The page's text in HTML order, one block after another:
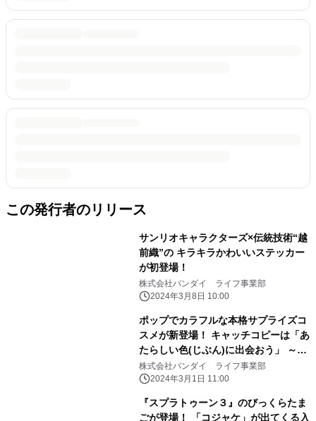
この発行者のリリース
サンリオキャラクターズ×伝統技術“越
前織”の キラキラかわいいステッカー
が初登場！
株式会社バンダイ ライフ事業部
2024年3月8日 10:00
ポップでカラフルな本格サプライズコ
スメが新登場！ キャッチコピーは「あ
たらしい色(じぶん)に出会おう」 ～第
1弾は「サンリオ」「おジャ魔女どれ
み」で新登場～
株式会社バンダイ ライフ事業部
2024年3月1日 11:00
『スプラトゥーン３』のびっくらたま
ごが登場！ 「コジャケ」が出てくる入